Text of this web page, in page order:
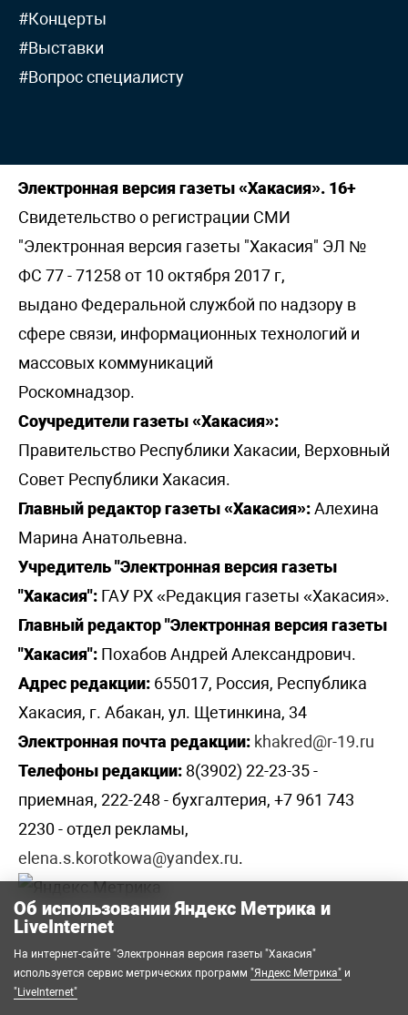
#Концерты
#Выставки
#Вопрос специалисту
Электронная версия газеты «Хакасия». 16+
Свидетельство о регистрации СМИ
"Электронная версия газеты "Хакасия" ЭЛ №
ФС 77 - 71258 от 10 октября 2017 г,
выдано Федеральной службой по надзору в
сфере связи, информационных технологий и
массовых коммуникаций
Роскомнадзор.
Соучредители газеты «Хакасия»:
Правительство Республики Хакасии, Верховный
Совет Республики Хакасия.
Главный редактор газеты «Хакасия»:Алехина
Марина Анатольевна.
Учредитель "Электронная версия газеты
"Хакасия": ГАУ РХ «Редакция газеты «Хакасия».
Главный редактор "Электронная версия газеты
"Хакасия": Похабов Андрей Александрович.
Адрес редакции: 655017, Россия, Республика
Хакасия, г. Абакан, ул. Щетинкина, 34
Электронная почта редакции: khakred@r-19.ru
Телефоны редакции: 8(3902) 22-23-35 -
приемная, 222-248 - бухгалтерия, +7 961 743
2230 - отдел рекламы,
elena.s.korotkowa@yandex.ru.
Об использовании Яндекс Метрика и
LiveInternet
На интернет-сайте "Электронная версия газеты "Хакасия"
используется сервис метрических программ "Яндекс Метрика" и
"LiveInternet"